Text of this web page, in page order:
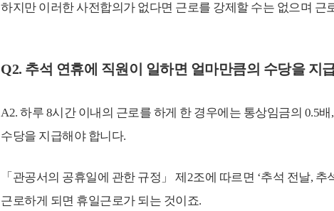
하지만 이러한 사전합의가 없다면 근로를 강제할 수는 없으며
Q2. 추석 연휴에 직원이 일하면 얼마만큼의 수당을 지
A2. 하루 8시간 이내의 근로를 하게 한 경우에는 통상임금의 0.5
수당을 지급해야 합니다.
「관공서의 공휴일에 관한 규정」 제2조에 따르면 ‘추석 전날,
근로하게 되면 휴일근로가 되는 것이죠.